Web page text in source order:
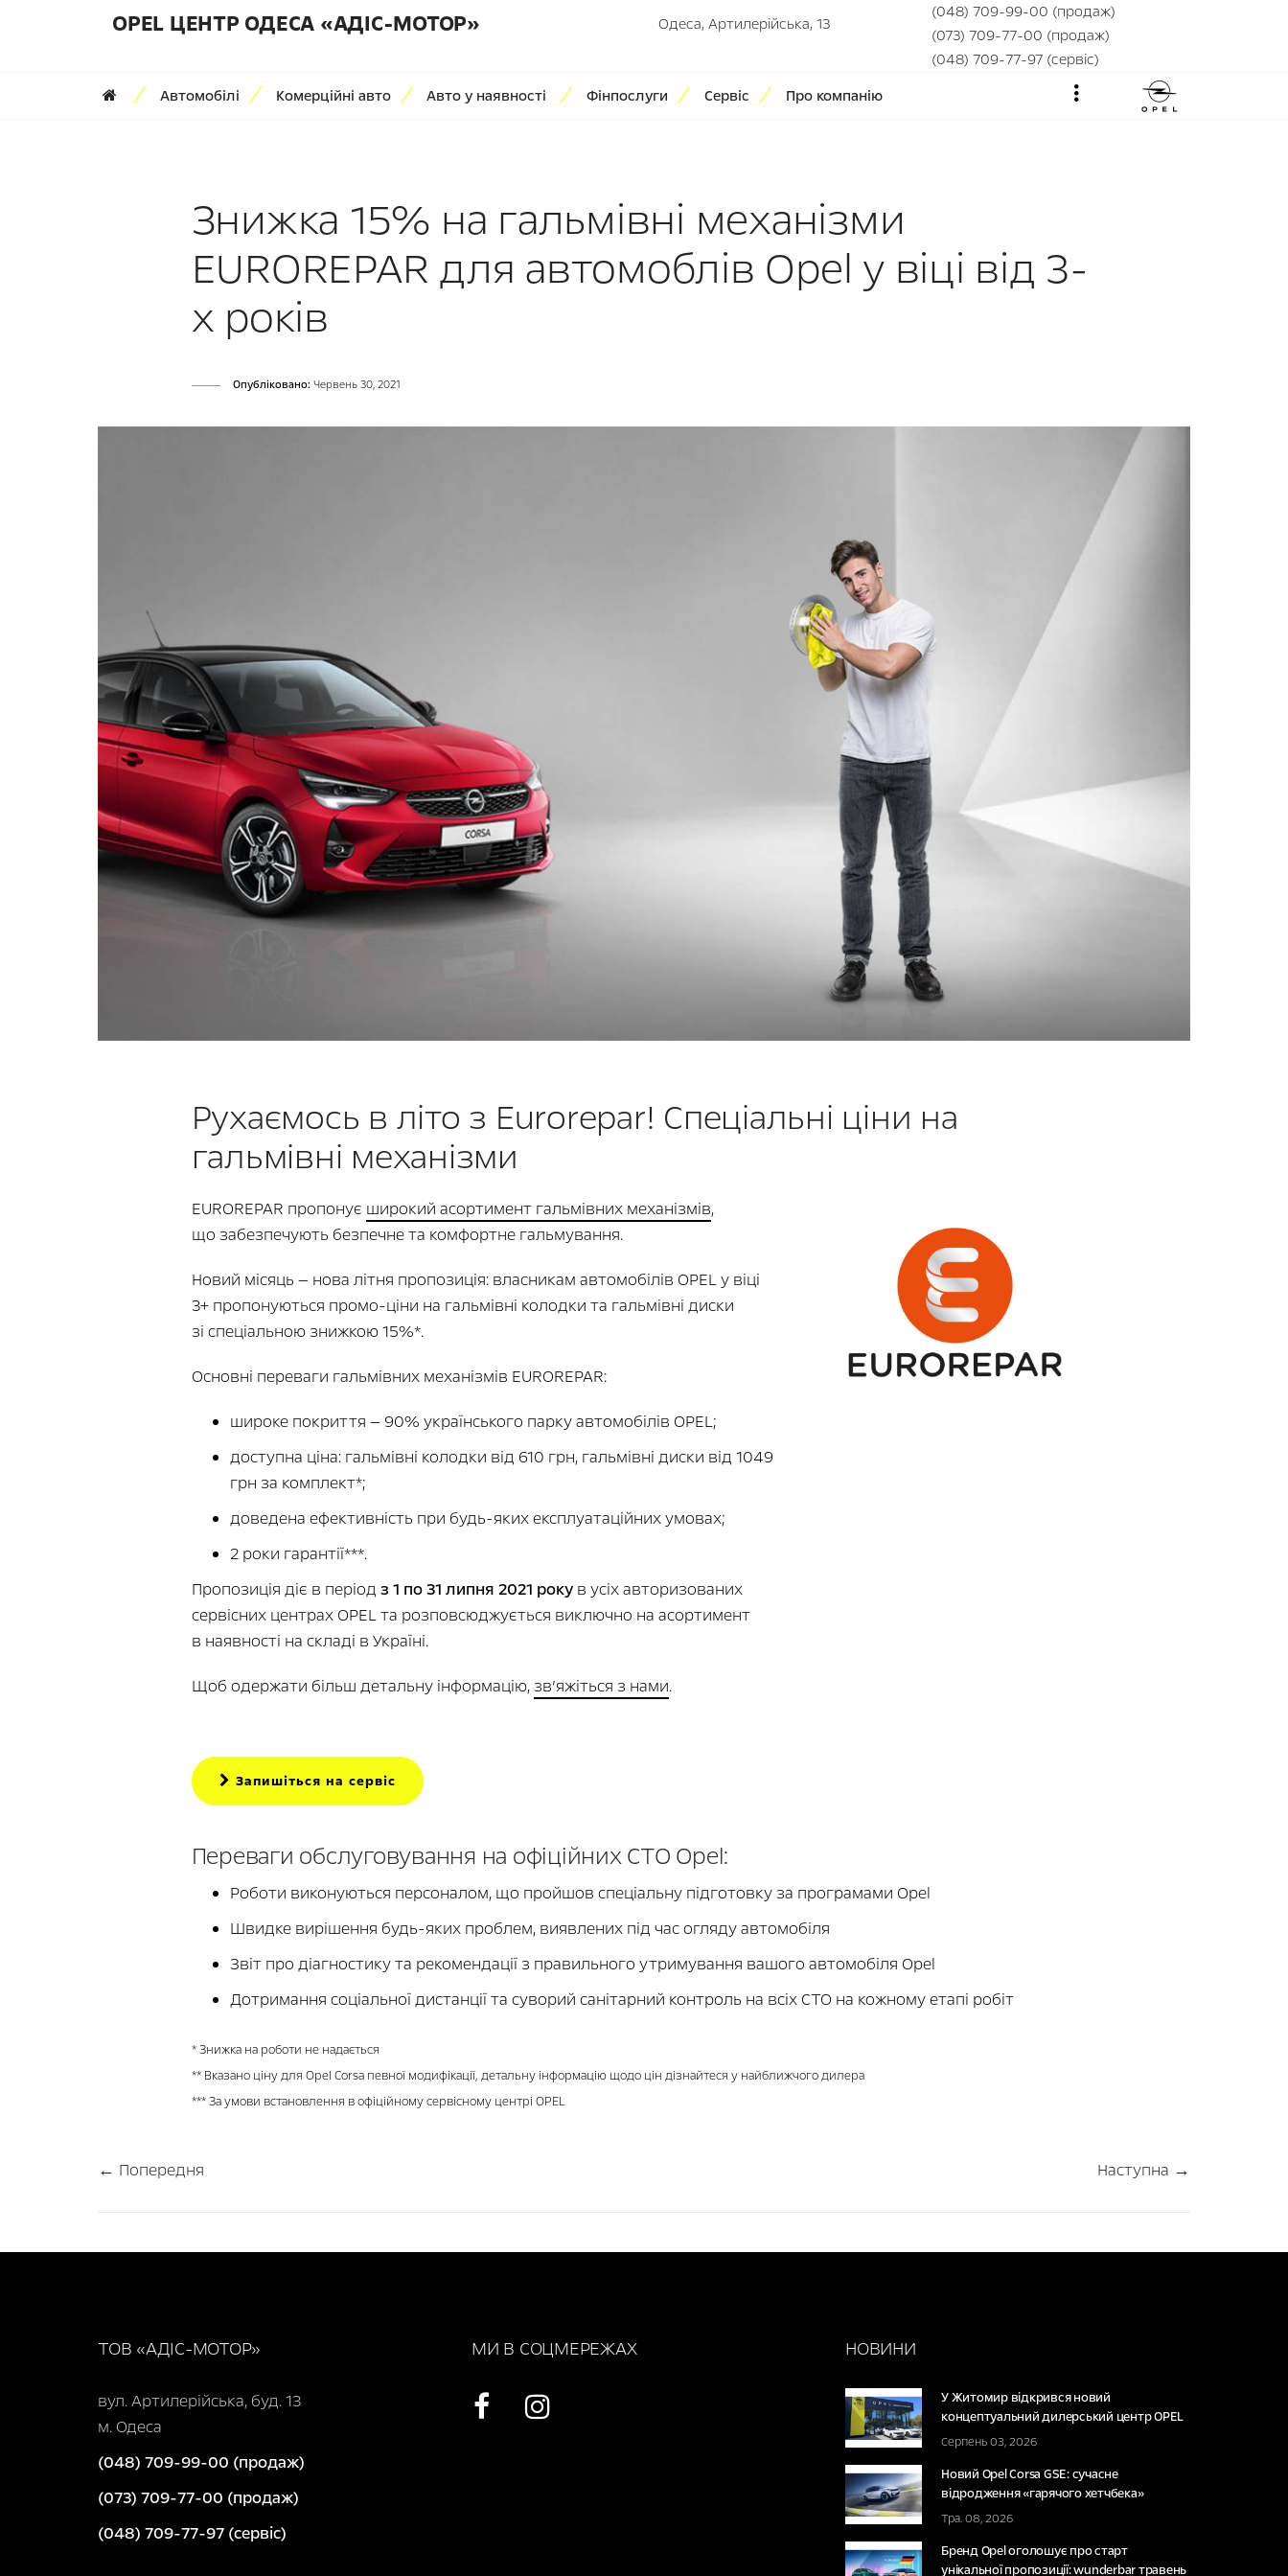
OPEL ЦЕНТР ОДЕСА «АДІС-МОТОР» Одеса, Артилерійська, 13
(048) 709-99-00 (продаж)
(073) 709-77-00 (продаж)
(048) 709-77-97 (сервіс)
Автомобілі
Комерційні авто Авто у наявності Фінпослуги Сервіс Про компанію
Знижка 15% на гальмівні механізми
EUROREPAR для автомоблів Opel у віці від 3-
х років
Опубліковано: Червень 30, 2021
Рухаємось в літо з Eurorepar! Спеціальні ціни на
гальмівні механізми
EUROREPAR пропонує широкий асортимент гальмівних механізмів,
що забезпечують безпечне та комфортне гальмування.
Новий місяць — нова літня пропозиція: власникам автомобілів OPEL у віці
3+ пропонуються промо-ціни на гальмівні колодки та гальмівні диски
зі спеціальною знижкою 15%*.
Основні переваги гальмівних механізмів EUROREPAR:
широке покриття — 90% українського парку автомобілів OPEL;
доступна ціна: гальмівні колодки від 610 грн, гальмівні диски від 1049
грн за комплект*;
доведена ефективність при будь-яких експлуатаційних умовах;
2 роки гарантії***.
Пропозиція діє в період з 1 по 31 липня 2021 рокув усіх авторизованих
сервісних центрах OPEL та розповсюджується виключно на асортимент
в наявності на складі в Україні.
Щоб одержати більш детальну інформацію,зв’яжіться з нами.
Запишіться на сервіс
Переваги обслуговування на офіційних СТО Opel:
Роботи виконуються персоналом, що пройшов спеціальну підготовку за програмами Opel
Швидке вирішення будь-яких проблем, виявлених під час огляду автомобіля
Звіт про діагностику та рекомендації з правильного утримування вашого автомобіля Opel
Дотримання соціальної дистанції та суворий санітарний контроль на всіх СТО на кожному етапі робіт
* Знижка на роботи не надається
** Вказано ціну для Opel Corsa певної модифікації, детальну інформацію щодо цін дізнайтеся у найближчого дилера
*** За умови встановлення в офіційному сервісному центрі OPEL
← Попередня Наступна →
ТОВ «АДІС-МОТОР»
вул. Артилерійська, буд. 13
м. Одеса
(048) 709-99-00 (продаж)
(073) 709-77-00 (продаж)
(048) 709-77-97 (сервіс)
МИ В СОЦМЕРЕЖАХ НОВИНИ
У Житомир відкрився новий
концептуальний дилерський центр OPEL
Серпень 03, 2026
Новий Opel Corsa GSE: сучасне
відродження «гарячого хетчбека»
Тра. 08, 2026
Бренд Opel оголошує про старт
унікальної пропозиції: wunderbar травень